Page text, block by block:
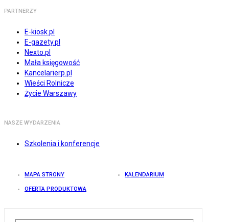
PARTNERZY
E-kiosk.pl
E-gazety.pl
Nexto.pl
Mała księgowość
Kancelarierp.pl
Wieści Rolnicze
Życie Warszawy
NASZE WYDARZENIA
Szkolenia i konferencje
MAPA STRONY KALENDARIUM
OFERTA PRODUKTOWA